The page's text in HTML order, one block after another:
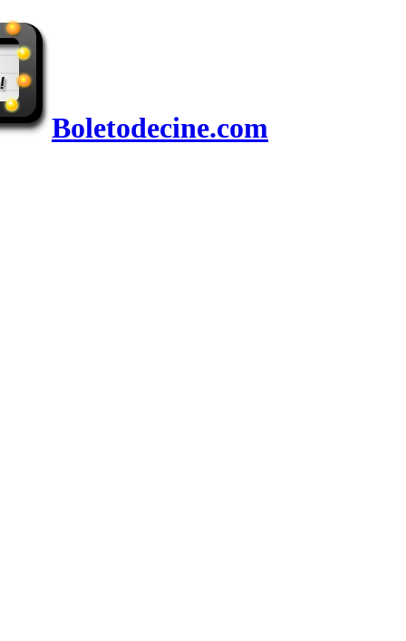
Boletodecine.com